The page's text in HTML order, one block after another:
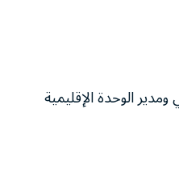
الوحدة الإقليمية